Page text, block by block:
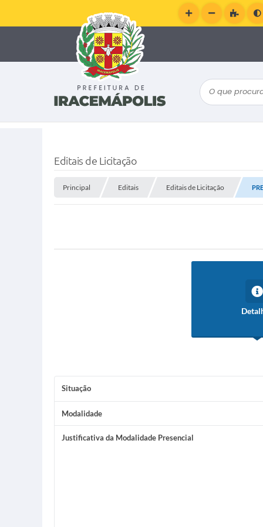
O que
Editais de Licitação
Principal Editais Editais de Licitação
Situação
Modalidade
Justificativa da Modalidade Presencial